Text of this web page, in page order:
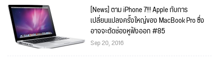
[News] ตาม iPhone 7!!! Apple กับการ
เปลี่ยนแปลงครั้งใหญ่ของ MacBook Pro ซึ่ง
อาจจะตัดช่องหูฟังออก #85
Sep 20, 2016